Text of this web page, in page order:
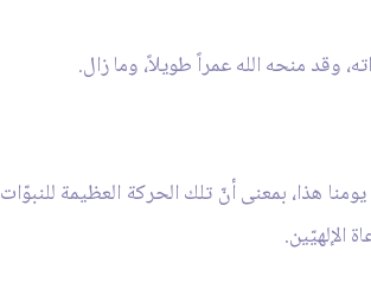
وقد منحه الله عمراً طويلاً، وما زال.
هذا، بمعنى أنّ تلك الحركة العظيمة للنبوّات
الإلهيّين.